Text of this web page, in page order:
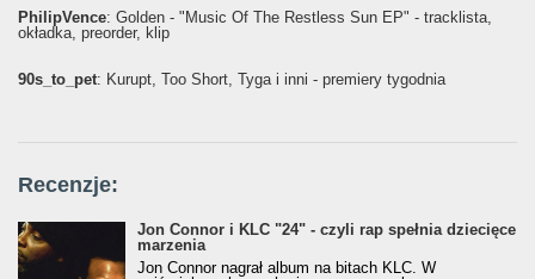
PhilipVence: Golden - "Music Of The Restless Sun EP" - tracklista,
okładka, preorder, klip
90s_to_pet: Kurupt, Too Short, Tyga i inni - premiery tygodnia
Recenzje:
Jon Connor i KLC "24" - czyli rap spełnia dziecięce
marzenia
Jon Connor nagrał album na bitach KLC. W